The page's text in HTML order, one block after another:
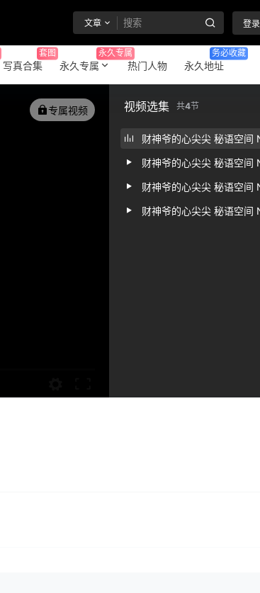
文章 登录
写真合集
套图
永久专属
永久专属
热门人物 永久地址
务必收藏
专属视频 视频选集 共4节
财神爷的心尖尖 秘语空间
财神爷的心尖尖 秘语空间
财神爷的心尖尖 秘语空间
财神爷的心尖尖 秘语空间